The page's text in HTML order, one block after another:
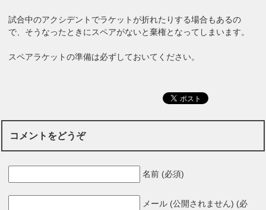
試合中のアクシデントでラケットが折れたりする場合もあるの
で、そうなったときにスペアがないと棄権となってしまいます。
スペアラケットの準備は必ずしておいてください。
コメントをどうぞ
名前 (必須)
メール (公開されません) (必